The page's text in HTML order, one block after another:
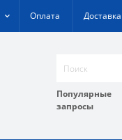
Оплата Доставка
Популярные
запросы